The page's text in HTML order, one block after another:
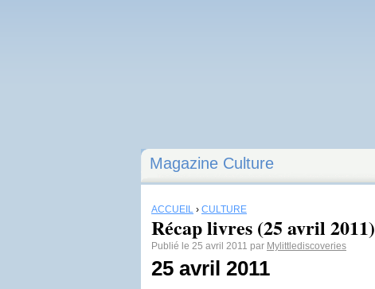
Magazine Culture
ACCUEIL › CULTURE
Récap livres (25 avril 2011)
Publié le 25 avril 2011 par Mylittlediscoveries
25 avril 2011